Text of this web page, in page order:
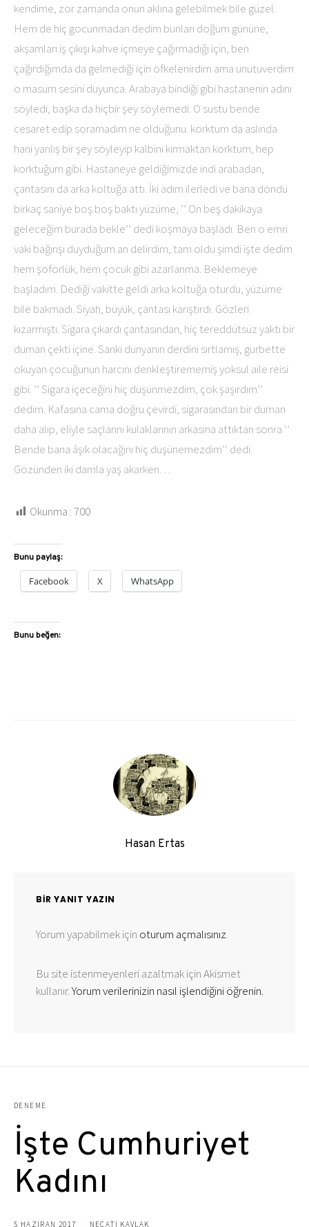
kendime, zor zamanda onun aklına gelebilmek bile güzel.
Hem de hiç gocunmadan dedim bunları doğum gününe,
akşamları iş çıkışı kahve içmeye çağırmadığı için, ben
çağırdığımda da gelmediği için öfkelenirdim ama unutuverdim
o masum sesini duyunca. Arabaya bindiği gibi hastanenin adını
söyledi, başka da hiçbir şey söylemedi. O sustu bende
cesaret edip soramadım ne olduğunu. korktum da aslında
hani yanlış bir şey söyleyip kalbini kırmaktan korktum, hep
korktuğum gibi. Hastaneye geldiğimizde indi arabadan,
çantasını da arka koltuğa attı. İki adım ilerledi ve bana döndü
birkaç saniye boş boş baktı yüzüme, ‘’ On beş dakikaya
geleceğim burada bekle’’ dedi koşmaya başladı. Ben o emri
vaki bağırışı duyduğum an delirdim, tam oldu şimdi işte dedim
hem şoförlük, hem çocuk gibi azarlanma. Beklemeye
başladım. Dediği vakitte geldi arka koltuğa oturdu, yüzüme
bile bakmadı. Siyah, büyük, çantası karıştırdı. Gözleri
kızarmıştı. Sigara çıkardı çantasından, hiç tereddütsüz yaktı bir
duman çekti içine. Sanki dünyanın derdini sırtlamış, gurbette
okuyan çocuğunun harcını denkleştirememiş yoksul aile reisi
gibi. ‘’ Sigara içeceğini hiç düşünmezdim, çok şaşırdım’’
dedim. Kafasına cama doğru çevirdi, sigarasından bir duman
daha alıp, eliyle saçlarını kulaklarının arkasına attıktan sonra ‘’
Bende bana âşık olacağını hiç düşünemezdim’’ dedi.
Gözünden iki damla yaş akarken…
Okunma :700
Bunu paylaş:
Facebook X WhatsApp
Bunu beğen:
Hasan Ertas
BIR YANIT YAZIN
Yorum yapabilmek için oturum açmalısınız.
Bu site istenmeyenleri azaltmak için Akismet
kullanır.Yorum verilerinizin nasıl işlendiğini öğrenin.
DENEME
İşte Cumhuriyet
Kadını
5 HAZIRAN 2017 NECATİ KAVLAK